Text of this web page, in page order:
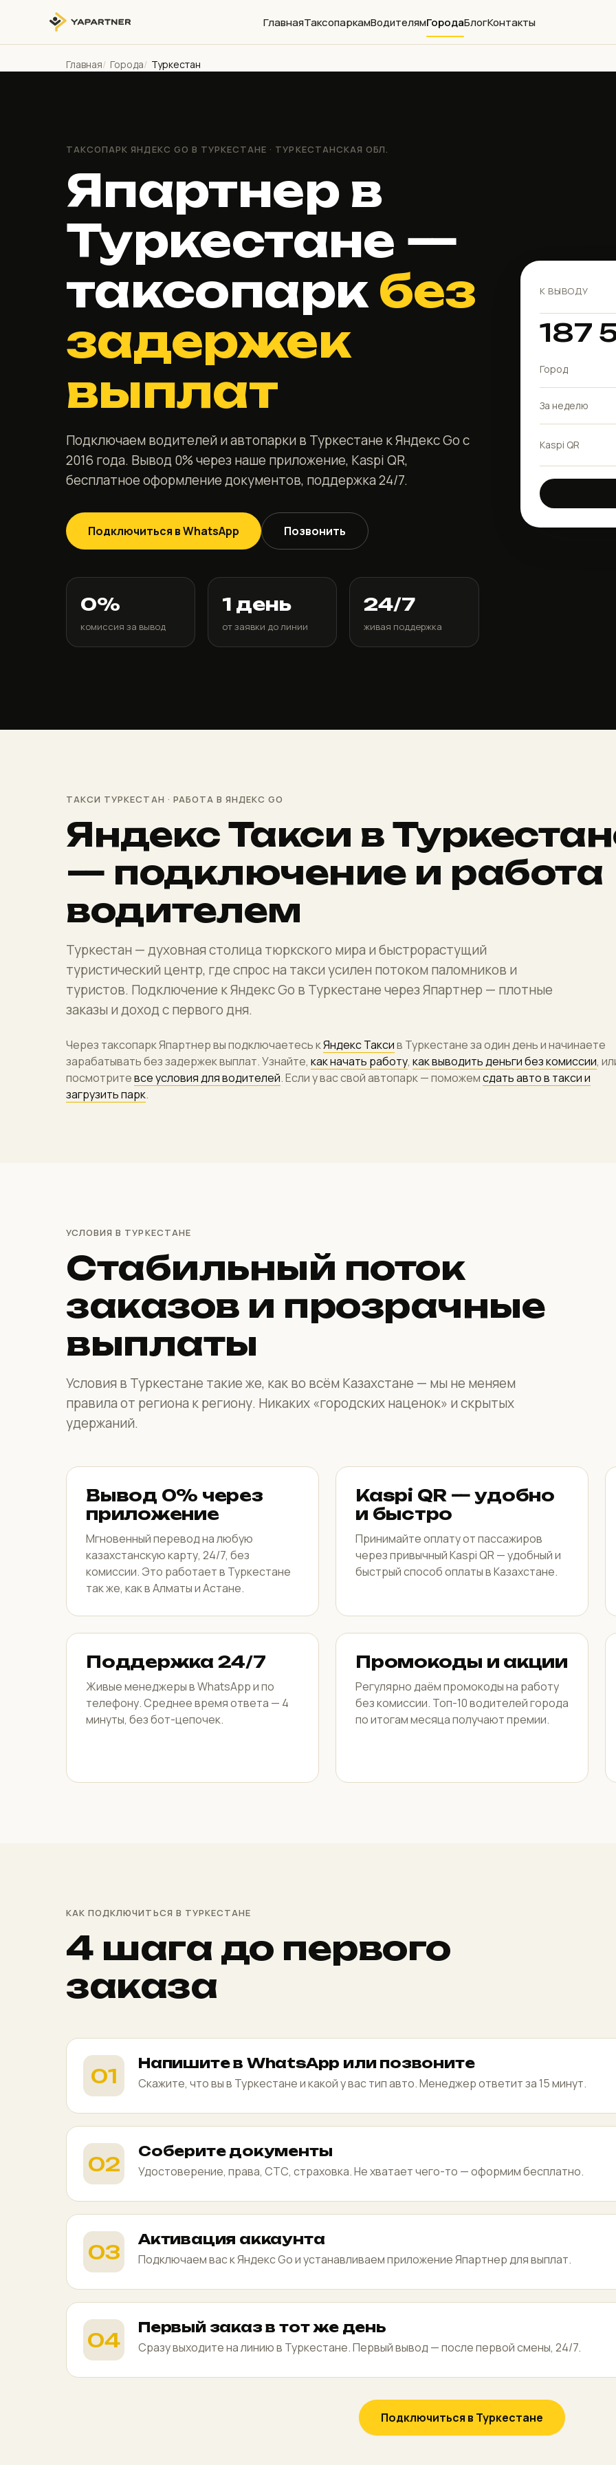
ГлавнаяТаксопаркамВодителямГородаБлогКонтакты
Главная Города Туркестан
ТАКСОПАРК ЯНДЕКС GO В ТУРКЕСТАНЕ · ТУРКЕСТАНСКАЯ ОБЛ.
Япартнер в
Туркестане —
таксопарк без
задержек
выплат
Подключаем водителей и автопарки в Туркестане к Яндекс Go с
2016 года. Вывод 0% через наше приложение, Kaspi QR,
бесплатное оформление документов, поддержка 24/7.
Подключиться в WhatsApp Позвонить
0%
комиссия за вывод
1 день
от заявки до линии
24/7
живая поддержка
К ВЫВОДУ
187
Город
За неделю
Kaspi QR
ТАКСИ ТУРКЕСТАН · РАБОТА В ЯНДЕКС GO
Яндекс Такси в
— подключение и работа
водителем
Туркестан — духовная столица тюркского мира и быстрорастущий
туристический центр, где спрос на такси усилен потоком паломников и
туристов. Подключение к Яндекс Go в Туркестане через Япартнер — плотные
заказы и доход с первого дня.
Через таксопарк Япартнер вы подключаетесь кЯндекс Таксив Туркестане за один день и начинаете
зарабатывать без задержек выплат. Узнайте, как начать работу, как выводить деньги без комиссии,
посмотритевсе условия для водителей. Если у вас свой автопарк — поможемсдать авто в такси и
загрузить парк.
УСЛОВИЯ В ТУРКЕСТАНЕ
Стабильный поток
заказов и прозрачные
выплаты
Условия в Туркестане такие же, как во всём Казахстане — мы не меняем
правила от региона к региону. Никаких «городских наценок» и скрытых
удержаний.
Вывод 0% через
приложение
Мгновенный перевод на любую
казахстанскую карту, 24/7, без
комиссии. Это работает в Туркестане
так же, как в Алматы и Астане.
Kaspi QR — удобно
и быстро
Принимайте оплату от пассажиров
через привычный Kaspi QR — удобный и
быстрый способ оплаты в Казахстане.
Поддержка 24/7
Живые менеджеры в WhatsApp и по
телефону. Среднее время ответа — 4
минуты, без бот-цепочек.
Промокоды и акции
Регулярно даём промокоды на работу
без комиссии. Топ-10 водителей города
по итогам месяца получают премии.
КАК ПОДКЛЮЧИТЬСЯ В ТУРКЕСТАНЕ
4 шага до первого
заказа
Напишите в WhatsApp или позвоните
Скажите, что вы в Туркестане и какой у вас тип авто. Менеджер ответит за 15 минут.
Соберите документы
Удостоверение, права, СТС, страховка. Не хватает чего-то — оформим бесплатно.
Активация аккаунта
Подключаем вас к Яндекс Go и устанавливаем приложение Япартнер для выплат.
Первый заказ в тот же день
Сразу выходите на линию в Туркестане. Первый вывод — после первой смены, 24/7.
Подключиться в Туркестане